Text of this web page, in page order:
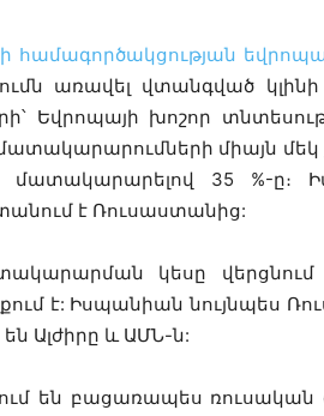
առավել վտանգված
Եվրոպայի խոշոր
միայն
մատակարարելով 35 %-
է Ռուսաստանից:
կեսը վերցնում է
է: Իսպանիան նույնպես
Ալժիրը և ԱՄՆ-ն:
են բացառապես